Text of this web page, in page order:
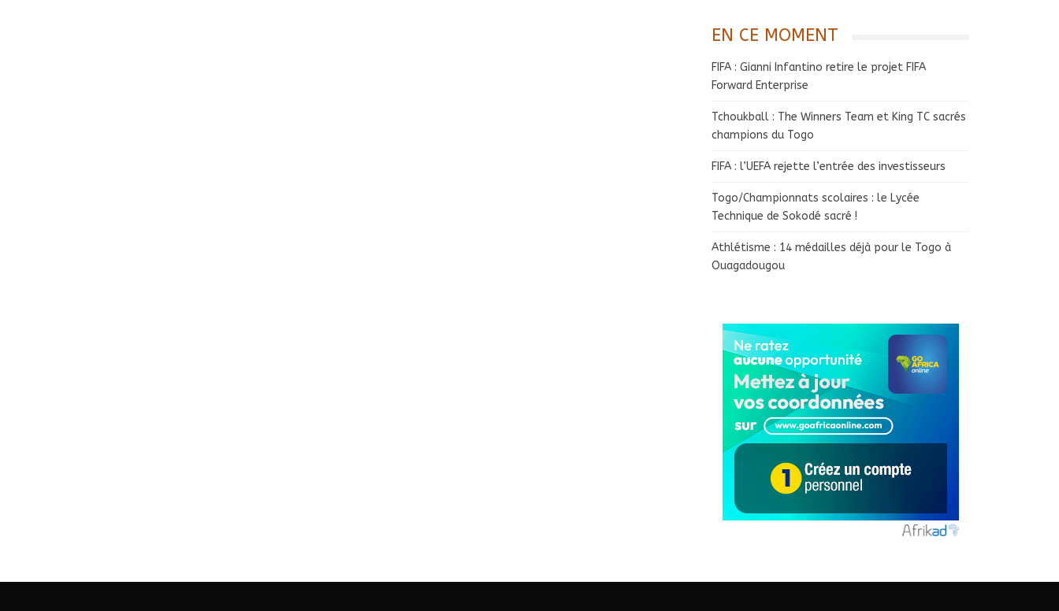
EN CE MOMENT
FIFA : Gianni Infantino retire le projet FIFA
Forward Enterprise
Tchoukball : The Winners Team et King TC sacrés
champions du Togo
FIFA : l’UEFA rejette l’entrée des investisseurs
Togo/Championnats scolaires : le Lycée
Technique de Sokodé sacré !
Athlétisme : 14 médailles déjà pour le Togo à
Ouagadougou